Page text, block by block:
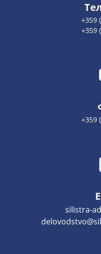
+359
+359
+359
silistra-